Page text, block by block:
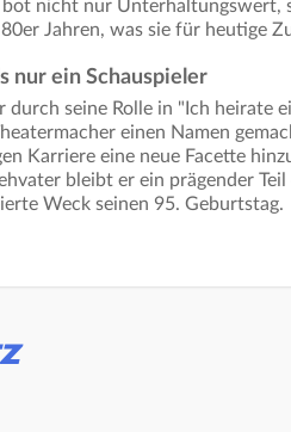
nicht nur Unterhaltungswert,
Jahren, was sie für heutige
nur ein Schauspieler
seine Rolle in "Ich heirate
einen Namen
Karriere eine neue Facette
bleibt er ein prägender
Weck seinen 95. Geburtstag.